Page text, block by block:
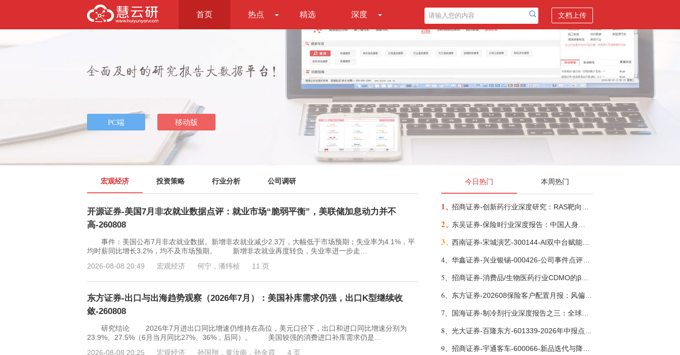
首页 热点 精选 深度 文档上传
宏观经济 投资策略 行业分析 公司调研
开源证券-美国7月非农就业数据点评：就业市场“脆弱平衡”，美联储加息动力并不
高-260808
事件：美国公布7月非农就业数据。新增非农就业减少2.3万，大幅低于市场预期；失业率为4.1%，平
均时薪同比增长3.2%，均不及市场预期。 新增非农就业再度转负，失业率进一步走…
2026-08-08 20:49
宏观经济 何宁，潘纬桢 11 页
东方证券-出口与出海趋势观察（2026年7月）：美国补库需求仍强，出口K型继续收
敛-260808
研究结论 2026年7月进出口同比增速仍维持在高位，美元口径下，出口和进口同比增速分别为
23.9%、27.5%（6月当月同比27%、36%，后同）。 美国较强的消费进口补库需求仍是…
2026-08-08 20:25
宏观经济 孙国翔，黄汝南，孙金霞 4 页
今日热门 本周热门
1、
2、
3、
4、
5、
6、
7、
8、
9、